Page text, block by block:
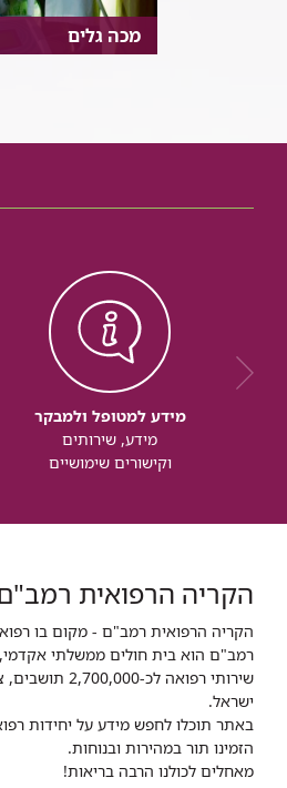
מכה גלים
מידע למטופל ולמבקר
מידע, שירותים
וקישורים שימושיים
הקריה הרפואית
הקריה הרפואית רמב"ם - מקום בו
ישראל.
באתר תוכלו לחפש מידע על יחידות
הזמינו תור במהירות ובנוחות.
מאחלים לכולנו הרבה בריאות!